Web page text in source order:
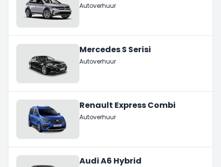
Autoverhuur
Mercedes S Serisi
Autoverhuur
Renault Express Combi
Autoverhuur
Audi A6 Hybrid